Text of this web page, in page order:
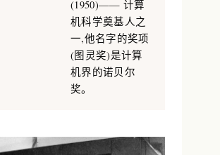
(1950)—— 计算
机科学奠基人之
一,他名字的奖项
(图灵奖)是计算
机界的诺贝尔
奖。